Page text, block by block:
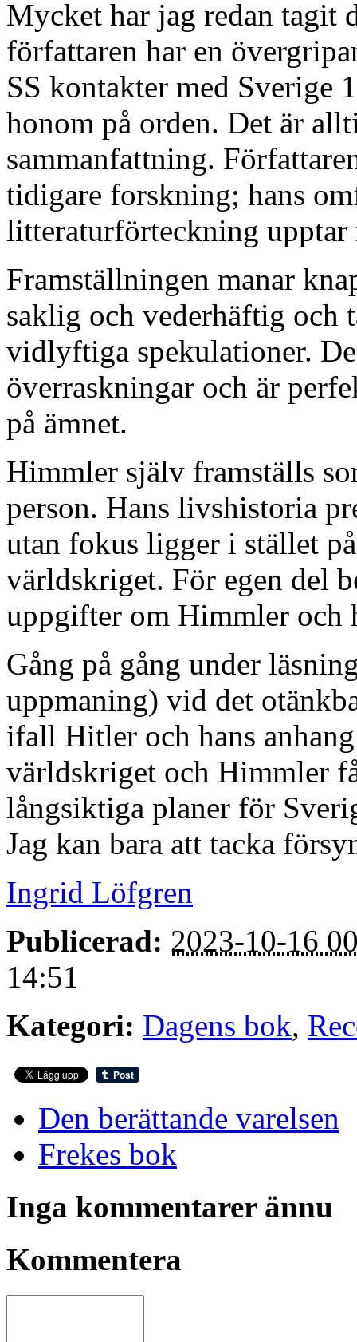
Mycket har jag redan tagit
författaren har en
SS kontakter med Sverige
honom på orden. Det är
sammanfattning.
tidigare forskning; hans
litteraturförteckning
Framställningen manar
saklig och vederhäftig och
vidlyftiga spekulationer.
överraskningar och är
på ämnet.
Himmler själv framställs
person. Hans livshistoria
utan fokus ligger i stället
världskriget. För egen del
uppgifter om Himmler och
Gång på gång under
uppmaning) vid det
ifall Hitler och hans
världskriget och Himmler
långsiktiga planer för
Jag kan bara att tacka
Ingrid Löfgren
Publicerad: 2023-10-16
14:51
Kategori: Dagens bok,
Den berättande varelsen
Frekes bok
Inga kommentarer ännu
Kommentera